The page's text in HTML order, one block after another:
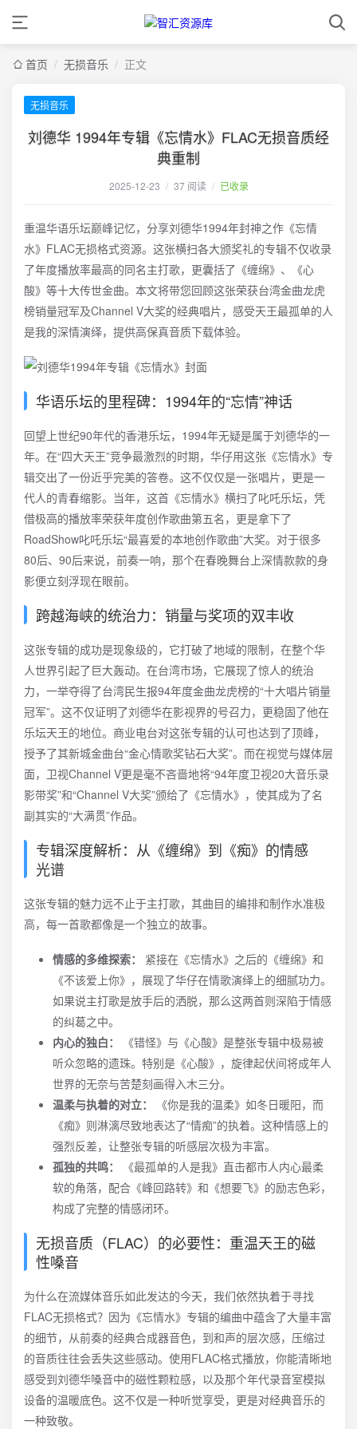
首页 / 无损音乐 / 正文
无损音乐
刘德华 1994年专辑《忘情水》FLAC无损音质经
典重制
2025-12-23 / 37 阅读 / 已收录
重温华语乐坛巅峰记忆，分享刘德华1994年封神之作《忘情
水》FLAC无损格式资源。这张横扫各大颁奖礼的专辑不仅收录
了年度播放率最高的同名主打歌，更囊括了《缠绵》、《心
酸》等十大传世金曲。本文将带您回顾这张荣获台湾金曲龙虎
榜销量冠军及Channel V大奖的经典唱片，感受天王最孤单的人
是我的深情演绎，提供高保真音质下载体验。
华语乐坛的里程碑：1994年的“忘情”神话
回望上世纪90年代的香港乐坛，1994年无疑是属于刘德华的一
年。在“四大天王”竞争最激烈的时期，华仔用这张《忘情水》专
辑交出了一份近乎完美的答卷。这不仅仅是一张唱片，更是一
代人的青春缩影。当年，这首《忘情水》横扫了叱吒乐坛，凭
借极高的播放率荣获年度创作歌曲第五名，更是拿下了
RoadShow叱吒乐坛“最喜爱的本地创作歌曲”大奖。对于很多
80后、90后来说，前奏一响，那个在春晚舞台上深情款款的身
影便立刻浮现在眼前。
跨越海峡的统治力：销量与奖项的双丰收
这张专辑的成功是现象级的，它打破了地域的限制，在整个华
人世界引起了巨大轰动。在台湾市场，它展现了惊人的统治
力，一举夺得了台湾民生报94年度金曲龙虎榜的“十大唱片销量
冠军”。这不仅证明了刘德华在影视界的号召力，更稳固了他在
乐坛天王的地位。商业电台对这张专辑的认可也达到了顶峰，
授予了其新城金曲台“金心情歌奖钻石大奖”。而在视觉与媒体层
面，卫视Channel V更是毫不吝啬地将“94年度卫视20大音乐录
影带奖”和“Channel V大奖”颁给了《忘情水》，使其成为了名
副其实的“大满贯”作品。
专辑深度解析：从《缠绵》到《痴》的情感
光谱
这张专辑的魅力远不止于主打歌，其曲目的编排和制作水准极
高，每一首歌都像是一个独立的故事。
情感的多维探索：
紧接在《忘情水》之后的《缠绵》和
《不该爱上你》，展现了华仔在情歌演绎上的细腻功力。
如果说主打歌是放手后的洒脱，那么这两首则深陷于情感
的纠葛之中。
内心的独白：
《错怪》与《心酸》是整张专辑中极易被
听众忽略的遗珠。特别是《心酸》，旋律起伏间将成年人
世界的无奈与苦楚刻画得入木三分。
温柔与执着的对立：
《你是我的温柔》如冬日暖阳，而
《痴》则淋漓尽致地表达了“情痴”的执着。这种情感上的
强烈反差，让整张专辑的听感层次极为丰富。
孤独的共鸣：
《最孤单的人是我》直击都市人内心最柔
软的角落，配合《峰回路转》和《想要飞》的励志色彩，
构成了完整的情感闭环。
无损音质（FLAC）的必要性：重温天王的磁
性嗓音
为什么在流媒体音乐如此发达的今天，我们依然执着于寻找
FLAC无损格式？因为《忘情水》专辑的编曲中蕴含了大量丰富
的细节，从前奏的经典合成器音色，到和声的层次感，压缩过
的音质往往会丢失这些感动。使用FLAC格式播放，你能清晰地
感受到刘德华嗓音中的磁性颗粒感，以及那个年代录音室模拟
设备的温暖底色。这不仅是一种听觉享受，更是对经典音乐的
一种致敬。